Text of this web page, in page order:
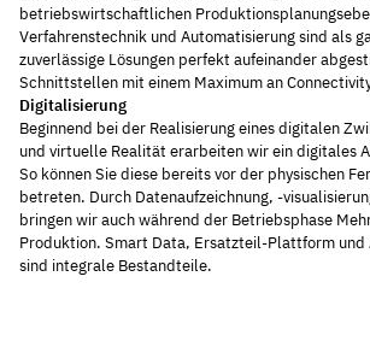
betriebswirtschaftlichen
Verfahrenstechnik und Automatisierung sind als
zuverlässige Lösungen perfekt aufeinander
Schnittstellen mit einem Maximum an
Digitalisierung
Beginnend bei der Realisierung eines digitalen
und virtuelle Realität erarbeiten wir ein digitales
So können Sie diese bereits vor der physischen
betreten. Durch Datenaufzeichnung, -
bringen wir auch während der Betriebsphase
Produktion. Smart Data, Ersatzteil-Plattform und
sind integrale Bestandteile.